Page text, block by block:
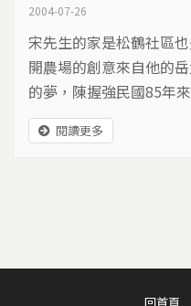
2004-07-26
宋先生的家是松鶴社區
開農場的創意來自他的
的夢，陳握強民國85年
像是「最好」的地方。
閱讀更多
回首頁